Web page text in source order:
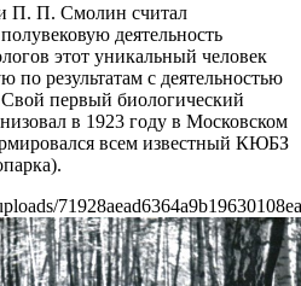
П. П. Смолин считал
деятельность
этот уникальный человек
по результатам с деятельностью
первый биологический
в 1923 году в Московском
всем известный КЮБЗ